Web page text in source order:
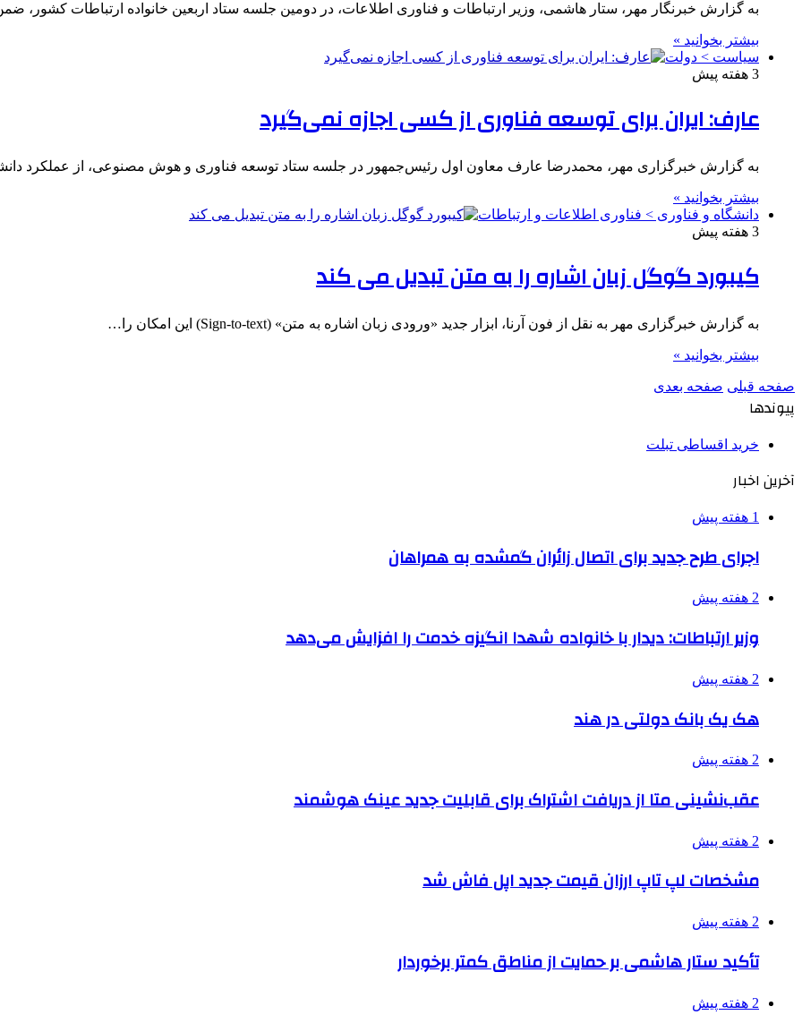
به گزارش خبرنگار مهر، ستار هاشمی، وزیر ارتباطات و فناوری اطلاعات، در دومین جلسه ستاد اربعین خانواده ارتباطات کشور،
بیشتر بخوانید »
سیاست > دولت
3 هفته پیش
عارف: ایران برای توسعه فناوری از کسی اجازه نمی‌گیرد
به گزارش خبرگزاری مهر، محمدرضا عارف معاون اول رئیس‌جمهور در جلسه ستاد توسعه فناوری و هوش مصنوعی، از عملکرد
بیشتر بخوانید »
دانشگاه و فناوری > فناوری اطلاعات و ارتباطات
3 هفته پیش
کیبورد گوگل زبان اشاره را به متن تبدیل می کند
به گزارش خبرگزاری مهر به نقل از فون آرنا، ابزار جدید «ورودی زبان اشاره به متن» (Sign-to-text) این امکان را…
بیشتر بخوانید »
صفحه قبلی صفحه بعدی
پیوندها
خرید اقساطی تبلت
آخرین اخبار
1 هفته پیش
اجرای طرح جدید برای اتصال زائران گمشده به همراهان
2 هفته پیش
وزیر ارتباطات: دیدار با خانواده شهدا انگیزه خدمت را افزایش می‌دهد
2 هفته پیش
هک یک بانک دولتی در هند
2 هفته پیش
عقب‌نشینی متا از دریافت اشتراک برای قابلیت جدید عینک هوشمند
2 هفته پیش
مشخصات لپ تاپ ارزان قیمت جدید اپل فاش شد
2 هفته پیش
تأکید ستار هاشمی بر حمایت از مناطق کمتر برخوردار
2 هفته پیش